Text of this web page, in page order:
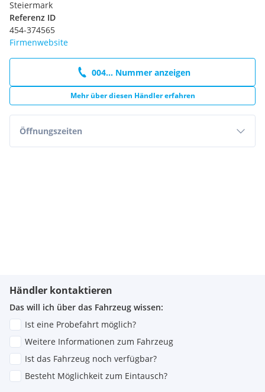
Steiermark
Referenz ID
454-374565
Firmenwebsite
004... Nummer anzeigen
Mehr über diesen Händler erfahren
Öffnungszeiten
Händler kontaktieren
Das will ich über das Fahrzeug wissen:
Ist eine Probefahrt möglich?
Weitere Informationen zum Fahrzeug
Ist das Fahrzeug noch verfügbar?
Besteht Möglichkeit zum Eintausch?